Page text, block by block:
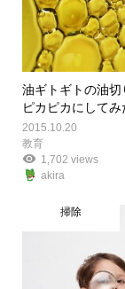
油ギトギトの油
ピカピカにしてみ
2015.10.20
教育
1,702 views
akira
掃除